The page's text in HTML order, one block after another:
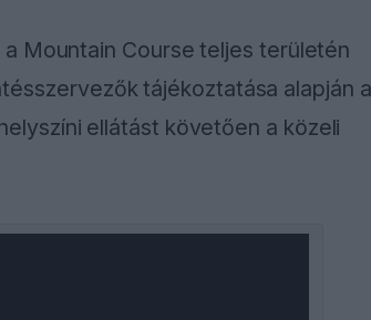
Mountain Course teljes területén
tájékoztatása alapján a
ellátást követően a közeli